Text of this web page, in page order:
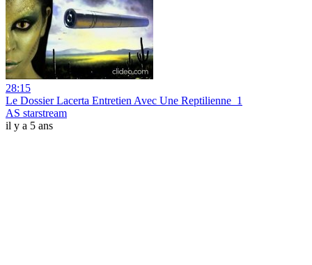
28:15
Le Dossier Lacerta Entretien Avec Une Reptilienne_1
AS starstream
il y a 5 ans